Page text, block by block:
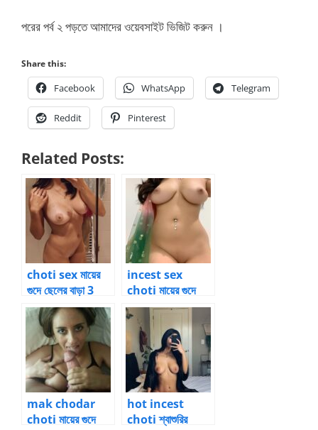
পরের পর্ব ২ পড়তে আমাদের ওয়েবসাইট ভিজিট করুন ।
Share this:
Facebook WhatsApp Telegram
Reddit Pinterest
Related Posts:
choti sex মায়ের
গুদে ছেলের বাড়া 3
incest sex
choti মায়ের গুদে
ছেলের বাড়া 1
mak chodar
choti মায়ের গুদে
hot incest
choti শ্বাশুরির